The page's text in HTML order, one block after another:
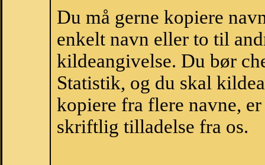
Du må gerne kopiere
enkelt navn eller to til
kildeangivelse. Du bør
Statistik, og du skal
kopiere fra flere navne,
skriftlig tilladelse fra os.